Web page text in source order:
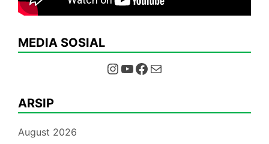
MEDIA SOSIAL
Instagram YouTube Facebook Mail
ARSIP
August 2026